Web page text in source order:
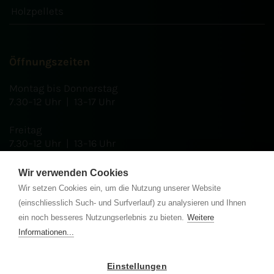
Wir verwenden Cookies
Wir setzen Cookies ein, um die Nutzung unserer Website
(einschliesslich Such- und Surfverlauf) zu analysieren und Ihnen
ein noch besseres Nutzungserlebnis zu bieten. Weitere
Informationen...
Einstellungen
Öffnungszeiten
Montag bis Donnerstag
7.30–12 Uhr | 13–17 Uhr
Freitag
7.30–12 Uhr | 13–16 Uhr
Zertifikate
Holzpellets